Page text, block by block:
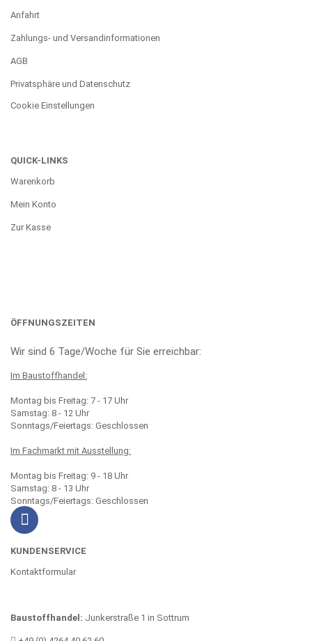
Anfahrt
Zahlungs- und Versandinformationen
AGB
Privatsphäre und Datenschutz
Cookie Einstellungen
QUICK-LINKS
Warenkorb
Mein Konto
Zur Kasse
ÖFFNUNGSZEITEN
Wir sind 6 Tage/Woche für Sie erreichbar:
Im Baustoffhandel:
Montag bis Freitag: 7 - 17 Uhr
Samstag: 8 - 12 Uhr
Sonntags/Feiertags: Geschlossen
Im Fachmarkt mit Ausstellung:
Montag bis Freitag: 9 - 18 Uhr
Samstag: 8 - 13 Uhr
Sonntags/Feiertags: Geschlossen
KUNDENSERVICE
Kontaktformular
Baustoffhandel: Junkerstraße 1 in Sottrum